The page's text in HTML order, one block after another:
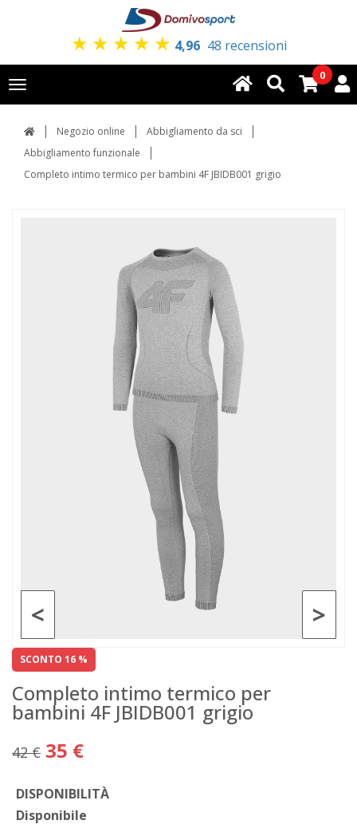
★ ★ ★ ★ ★ 4,96 48 recensioni
Toggle
navigation
0
Negozio online
Abbigliamento da sci
Abbigliamento funzionale
Completo intimo termico per bambini 4F JBIDB001 grigio
>
<
SCONTO 16 %
Completo intimo termico per
bambini 4F JBIDB001 grigio
42 € 35 €
DISPONIBILITÀ
Disponibile